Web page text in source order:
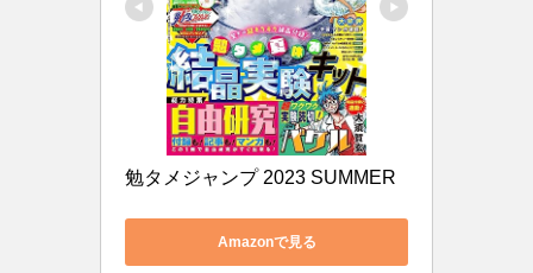
勉タメジャンプ 2023 SUMMER
Amazonで見る